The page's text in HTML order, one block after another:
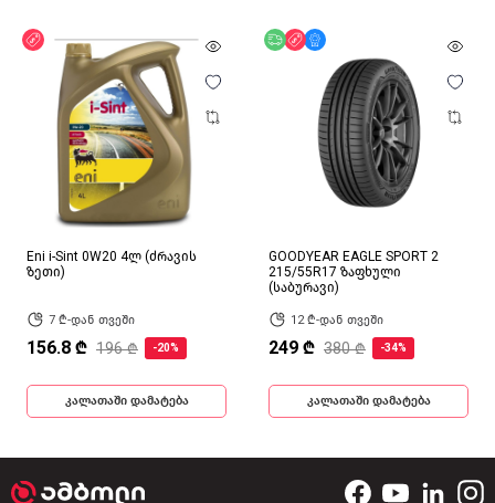
ფასდაკლება
Eni i-Sint 0W20 4ლ (ძრავის
ზეთი)
7 ₾-დან თვეში
156.8 ₾ 196 ₾ -20%
კალათაში დამატება
უფასო მიწოდება
ფასდაკლება
GOODYEAR EAGLE SPORT 2
215/55R17 ზაფხული
(საბურავი)
12 ₾-დან თვეში
249 ₾ 380 ₾ -34%
კალათაში დამატება